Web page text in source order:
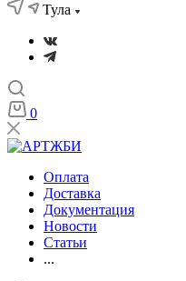
Тула
0
Оплата
Доставка
Документация
Новости
Статьи
...